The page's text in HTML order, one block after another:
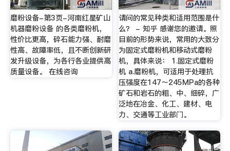
磨粉设备-第3页-河南红星矿山
机器磨粉设备 的各类磨粉机，
性价比更高，碎石能力强、耐磨
性高、故障率低，且不断创新研
发升级设备，为各行各业提供高
质量设备。 在线咨询
请问的常见种类和适用范围是什
么？ - 知乎 感谢您的邀请。照
目前的形势来说，常用的大致分
为固定式磨粉机和移动式磨粉
机，具体来说： 1.固定式磨粉
机 a.磨粉机，可适用于处理抗
压强度在147～245MPa的各种
矿石和岩石的粗、中、细碎，广
泛地在冶金、化工、建材、电
力、交通等工业部门。